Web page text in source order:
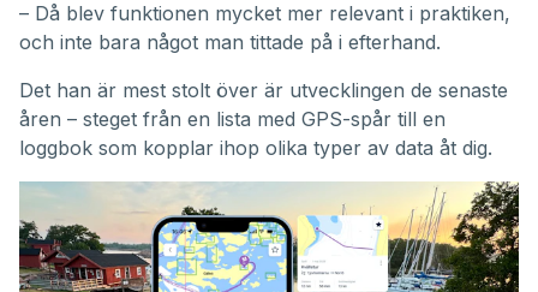
– Då blev funktionen mycket mer relevant i praktiken,
och inte bara något man tittade på i efterhand.
Det han är mest stolt över är utvecklingen de senaste
åren – steget från en lista med GPS-spår till en
loggbok som kopplar ihop olika typer av data åt dig.